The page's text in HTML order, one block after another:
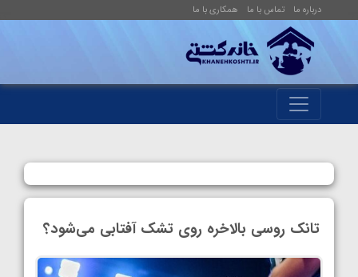
درباره ما تماس با ما همکاری با ما
تانک روسی بالاخره روی تشک آفتابی می‌شود؟